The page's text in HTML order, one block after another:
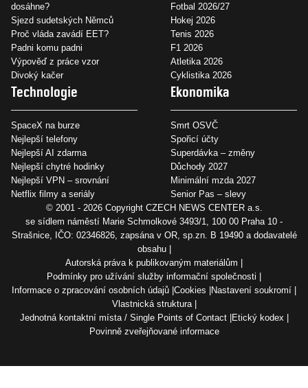
dosáhne?
Sjezd sudetských Němců
Proč vláda zavádí EET?
Padni komu padni
Výpověď z práce vzor
Divoký kačer
Fotbal 2026/27
Hokej 2026
Tenis 2026
F1 2026
Atletika 2026
Cyklistika 2026
Technologie
SpaceX na burze
Nejlepší telefony
Nejlepší AI zdarma
Nejlepší chytré hodinky
Nejlepší VPN – srovnání
Netflix filmy a seriály
Ekonomika
Smrt OSVČ
Spořicí účty
Superdávka – změny
Důchody 2027
Minimální mzda 2027
Senior Pas – slevy
© 2001 - 2026 Copyright CZECH NEWS CENTER a.s.
se sídlem náměstí Marie Schmolkové 3493/1, 100 00 Praha 10 -
Strašnice, IČO: 02346826, zapsána v OR, sp.zn. B 19490 a dodavatelé
obsahu
Autorská práva k publikovaným materiálům
Podmínky pro užívání služby informační společnosti
Informace o zpracování osobních údajů Cookies Nastavení soukromí
Vlastnická struktura
Jednotná kontaktní místa / Single Points of Contact Etický kodex
Povinně zveřejňované informace